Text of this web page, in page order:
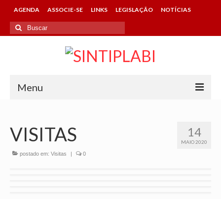
AGENDA ASSOCIE-SE LINKS LEGISLAÇÃO NOTÍCIAS
Buscar
por:
Menu
SINTIPLABI
CONHEÇA O SINDICATO
14
MAIO 2020
VISITAS
postado em: Visitas | 0